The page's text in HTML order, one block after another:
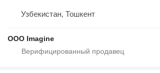
Узбекистан, Тошкент
OOO Imagine